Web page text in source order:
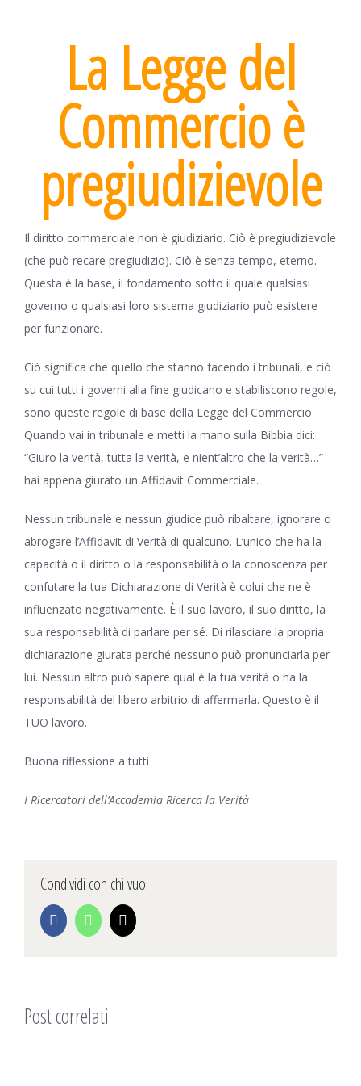
La Legge del
Commercio è
pregiudizievole
Il diritto commerciale non è giudiziario. Ciò è pregiudizievole
(che può recare pregiudizio). Ciò è senza tempo, eterno.
Questa è la base, il fondamento sotto il quale qualsiasi
governo o qualsiasi loro sistema giudiziario può esistere
per funzionare.
Ciò significa che quello che stanno facendo i tribunali, e ciò
su cui tutti i governi alla fine giudicano e stabiliscono regole,
sono queste regole di base della Legge del Commercio.
Quando vai in tribunale e metti la mano sulla Bibbia dici:
“Giuro la verità, tutta la verità, e nient’altro che la verità…”
hai appena giurato un Affidavit Commerciale.
Nessun tribunale e nessun giudice può ribaltare, ignorare o
abrogare l’Affidavit di Verità di qualcuno. L’unico che ha la
capacità o il diritto o la responsabilità o la conoscenza per
confutare la tua Dichiarazione di Verità è colui che ne è
influenzato negativamente. È il suo lavoro, il suo diritto, la
sua responsabilità di parlare per sé. Di rilasciare la propria
dichiarazione giurata perché nessuno può pronunciarla per
lui. Nessun altro può sapere qual è la tua verità o ha la
responsabilità del libero arbitrio di affermarla. Questo è il
TUO lavoro.
Buona riflessione a tutti
I Ricercatori dell’Accademia Ricerca la Verità
Condividi con chi vuoi
FacebookWhatsApp
Email
Post correlati